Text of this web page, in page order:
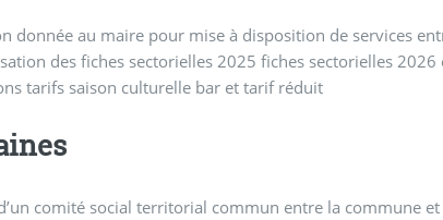
donnée au maire pour mise à disposition de services
des fiches sectorielles 2025 fiches sectorielles
tarifs saison culturelle bar et tarif réduit
comité social territorial commun entre la commune et